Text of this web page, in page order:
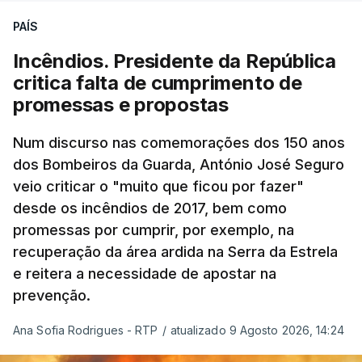
assinalando o início do terceiro ano de Pezeshkian
à frente do governo, teve na agenda o conflito
armado com os Estados Unidos e Israel, além das
questões económicas de um país em guerra que
se confronta agora com uma inflação de 88%.
De acordo com a informação oficial, que não indica
onde ou quando decorreu a reunião, Khamenei e
Pezeshkian discutiram ainda formas de garantir
recursos e gerir as despesas "em riais, divisas e
energia", bem como sobre a cooperação
económica com parceiros estrangeiros.
"corrijam o comportamento". Teerão deixou ainda
PAÍS
Incêndios. Presidente da República
critica falta de cumprimento de
promessas e propostas
Num discurso nas comemorações dos 150 anos
dos Bombeiros da Guarda, António José Seguro
veio criticar o "muito que ficou por fazer"
desde os incêndios de 2017, bem como
promessas por cumprir, por exemplo, na
recuperação da área ardida na Serra da Estrela
e reitera a necessidade de apostar na
prevenção.
Ana Sofia Rodrigues - RTP / atualizado 9 Agosto 2026, 14:24